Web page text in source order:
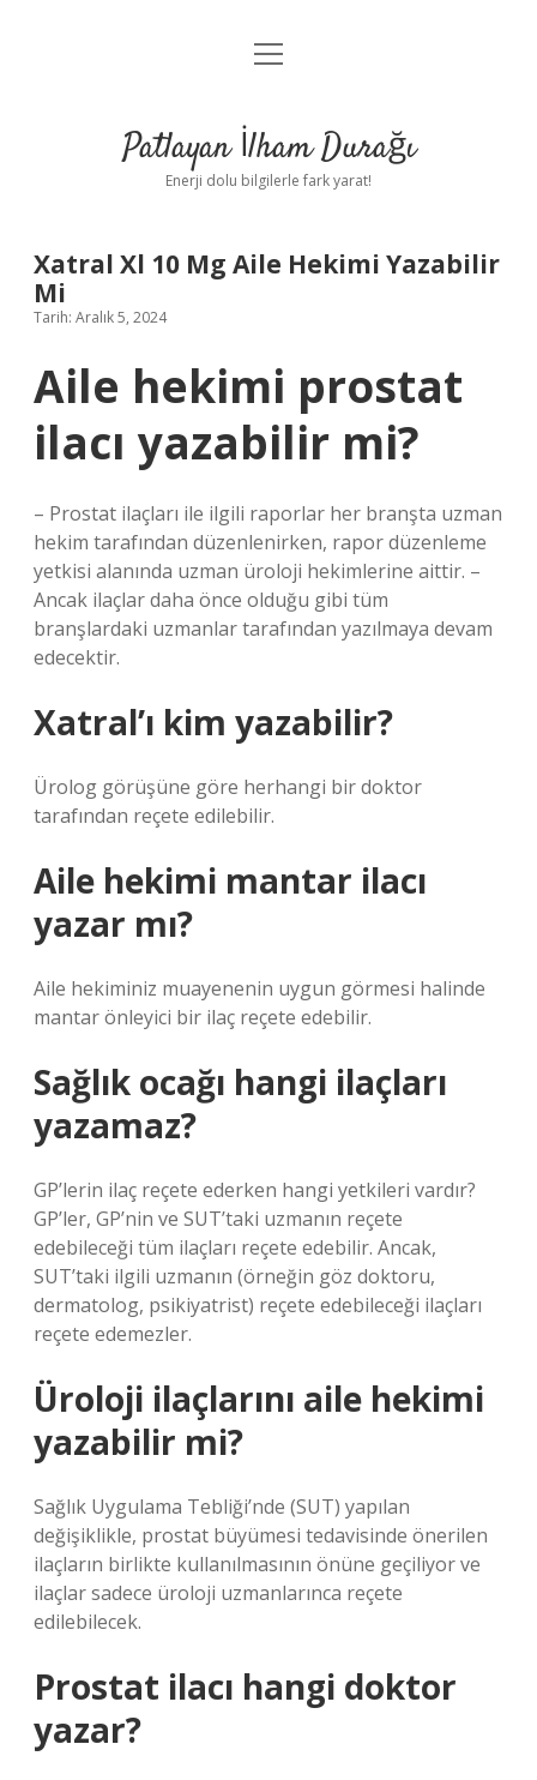
Anasayfa
Yasal Uyarı
menüyü
Patlayan İlham Durağı
Enerji dolu bilgilerle fark yarat!
Xatral Xl 10 Mg Aile Hekimi Yazabilir
Mi
Tarih: Aralık 5, 2024
Aile hekimi prostat
ilacı yazabilir mi?
– Prostat ilaçları ile ilgili raporlar her branşta uzman
hekim tarafından düzenlenirken, rapor düzenleme
yetkisi alanında uzman üroloji hekimlerine aittir. –
Ancak ilaçlar daha önce olduğu gibi tüm
branşlardaki uzmanlar tarafından yazılmaya devam
edecektir.
Xatral’ı kim yazabilir?
Ürolog görüşüne göre herhangi bir doktor
tarafından reçete edilebilir.
Aile hekimi mantar ilacı
yazar mı?
Aile hekiminiz muayenenin uygun görmesi halinde
mantar önleyici bir ilaç reçete edebilir.
Sağlık ocağı hangi ilaçları
yazamaz?
GP’lerin ilaç reçete ederken hangi yetkileri vardır?
GP’ler, GP’nin ve SUT’taki uzmanın reçete
edebileceği tüm ilaçları reçete edebilir. Ancak,
SUT’taki ilgili uzmanın (örneğin göz doktoru,
dermatolog, psikiyatrist) reçete edebileceği ilaçları
reçete edemezler.
Üroloji ilaçlarını aile hekimi
yazabilir mi?
Sağlık Uygulama Tebliği’nde (SUT) yapılan
değişiklikle, prostat büyümesi tedavisinde önerilen
ilaçların birlikte kullanılmasının önüne geçiliyor ve
ilaçlar sadece üroloji uzmanlarınca reçete
edilebilecek.
Prostat ilacı hangi doktor
yazar?